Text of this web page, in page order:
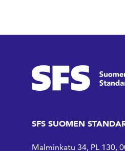
SFS SUOMEN
Malminkatu 34, PL 130,